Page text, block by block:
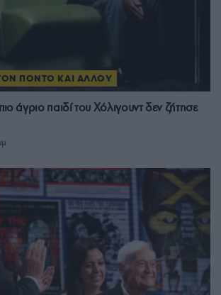
ΠΟΝΤΟ ΚΑΙ ΑΛΛΟΥ
άγριο παιδί του Χόλιγουντ δεν ζήτησε